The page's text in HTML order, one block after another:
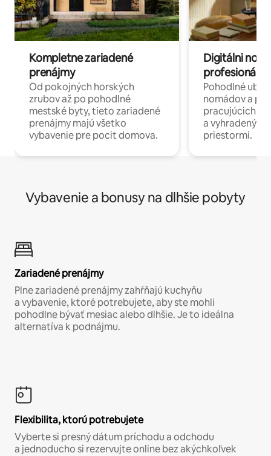
Kompletne zariadené
prenájmy
Od pokojných horských
zrubov až po pohodlné
mestské byty, tieto zariadené
prenájmy majú všetko
vybavenie pre pocit domova.
Digitálni
profesionáli
Pohodlné
nomádov a
pracujúcich
a
priestormi.
Vybavenie a bonusy na dlhšie pobyty
Zariadené prenájmy
Plne zariadené prenájmy zahŕňajú kuchyňu
a vybavenie, ktoré potrebujete, aby ste mohli
pohodlne bývať mesiac alebo dlhšie. Je to ideálna
alternatíva k podnájmu.
Flexibilita, ktorú potrebujete
Vyberte si presný dátum príchodu a odchodu
a jednoducho si rezervujte online bez akýchkoľvek